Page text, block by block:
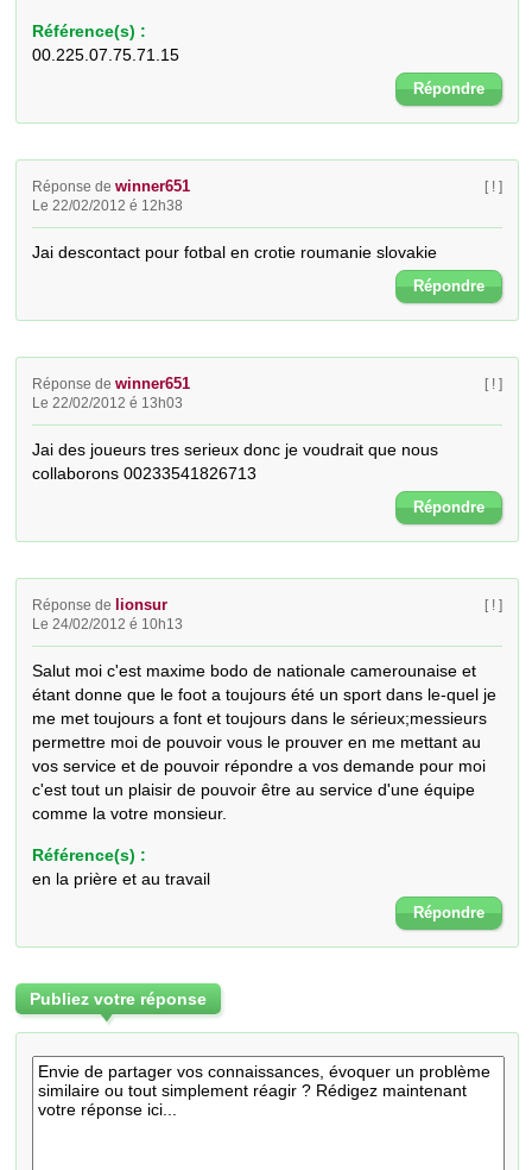
Référence(s) :
00.225.07.75.71.15
Répondre
Réponse dewinner651
Le 22/02/2012 é 12h38
[ ! ]
Jai descontact pour fotbal en crotie roumanie slovakie
Répondre
Réponse dewinner651
Le 22/02/2012 é 13h03
[ ! ]
Jai des joueurs tres serieux donc je voudrait que nous
collaborons 00233541826713
Répondre
Réponse de lionsur
Le 24/02/2012 é 10h13
[ ! ]
Salut moi c'est maxime bodo de nationale camerounaise et
étant donne que le foot a toujours été un sport dans le-quel je
me met toujours a font et toujours dans le sérieux;messieurs
permettre moi de pouvoir vous le prouver en me mettant au
vos service et de pouvoir répondre a vos demande pour moi
c'est tout un plaisir de pouvoir être au service d'une équipe
comme la votre monsieur.
Référence(s) :
en la prière et au travail
Répondre
Publiez votre réponse